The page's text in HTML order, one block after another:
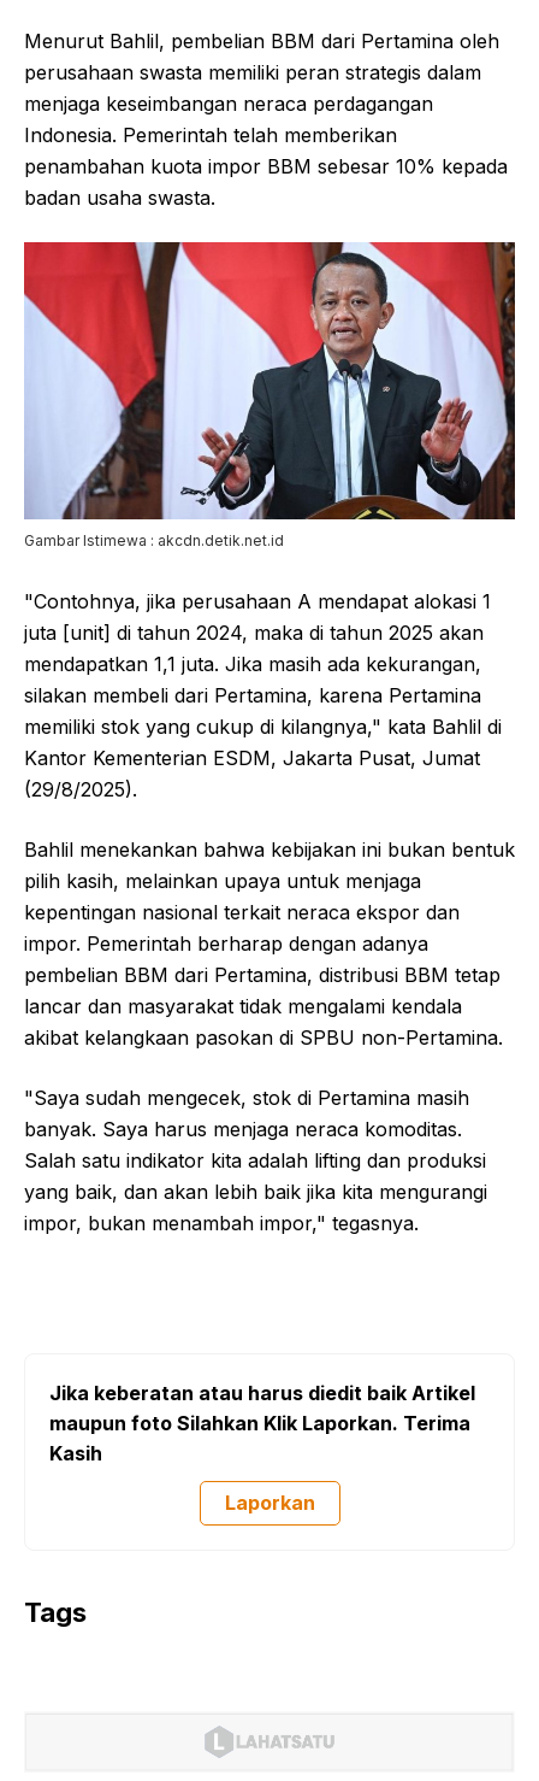
Menurut Bahlil, pembelian BBM dari Pertamina oleh
perusahaan swasta memiliki peran strategis dalam
menjaga keseimbangan neraca perdagangan
Indonesia. Pemerintah telah memberikan
penambahan kuota impor BBM sebesar 10% kepada
badan usaha swasta.
Gambar Istimewa : akcdn.detik.net.id
"Contohnya, jika perusahaan A mendapat alokasi 1
juta [unit] di tahun 2024, maka di tahun 2025 akan
mendapatkan 1,1 juta. Jika masih ada kekurangan,
silakan membeli dari Pertamina, karena Pertamina
memiliki stok yang cukup di kilangnya," kata Bahlil di
Kantor Kementerian ESDM, Jakarta Pusat, Jumat
(29/8/2025).
Bahlil menekankan bahwa kebijakan ini bukan bentuk
pilih kasih, melainkan upaya untuk menjaga
kepentingan nasional terkait neraca ekspor dan
impor. Pemerintah berharap dengan adanya
pembelian BBM dari Pertamina, distribusi BBM tetap
lancar dan masyarakat tidak mengalami kendala
akibat kelangkaan pasokan di SPBU non-Pertamina.
"Saya sudah mengecek, stok di Pertamina masih
banyak. Saya harus menjaga neraca komoditas.
Salah satu indikator kita adalah lifting dan produksi
yang baik, dan akan lebih baik jika kita mengurangi
impor, bukan menambah impor," tegasnya.
Jika keberatan atau harus diedit baik Artikel
maupun foto Silahkan Klik Laporkan. Terima
Kasih
Laporkan
Tags